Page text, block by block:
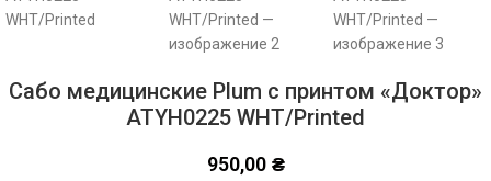
Сабо медицинские Plum с принтом «Доктор»
ATYH0225 WHT/Printed
950,00 ₴